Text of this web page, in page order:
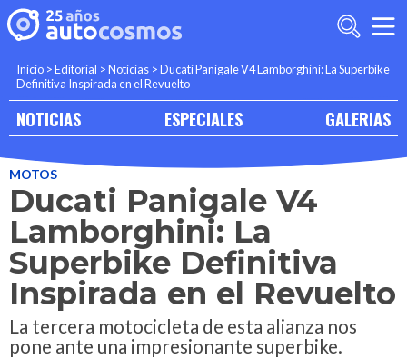
Inicio >Editorial >Noticias >Ducati Panigale V4 Lamborghini: La Superbike
Definitiva Inspirada en el Revuelto
NOTICIAS ESPECIALES GALERIAS
MOTOS
Ducati Panigale V4
Lamborghini: La
Superbike Definitiva
Inspirada en el Revuelto
La tercera motocicleta de esta alianza nos
pone ante una impresionante superbike.